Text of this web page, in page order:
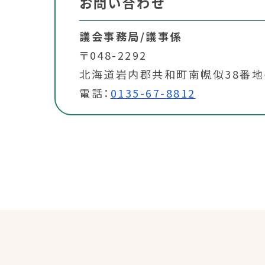
議会事務局/議事係
〒048-2292
北海道岩内郡共和町南幌似38番
電話： 0135-67-8812